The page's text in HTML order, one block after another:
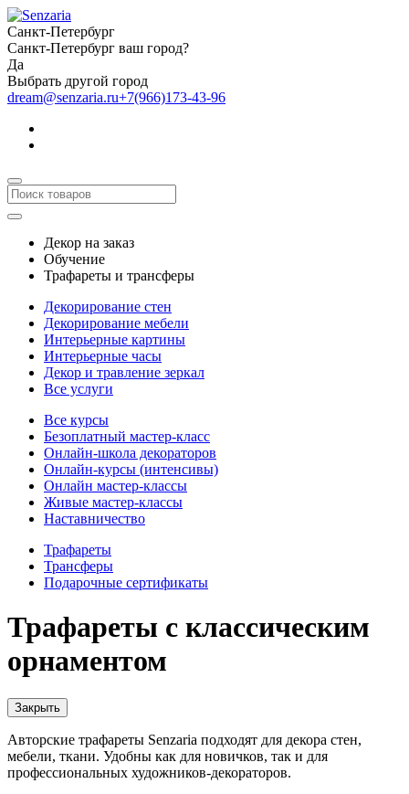
Санкт-Петербург
Санкт-Петербург ваш город?
Да
Выбрать другой город
dream@senzaria.ru+7(966)173-43-96
Декор на заказ
Обучение
Трафареты и трансферы
Декорирование стен
Декорирование мебели
Интерьерные картины
Интерьерные часы
Декор и травление зеркал
Все услуги
Все курсы
Безоплатный мастер-класс
Онлайн-школа декораторов
Онлайн-курсы (интенсивы)
Онлайн мастер-классы
Живые мастер-классы
Наставничество
Трафареты
Трансферы
Подарочные сертификаты
Трафареты с классическим
орнаментом
Закрыть
Авторские трафареты Senzaria подходят для декора стен,
мебели, ткани. Удобны как для новичков, так и для
профессиональных художников-декораторов.